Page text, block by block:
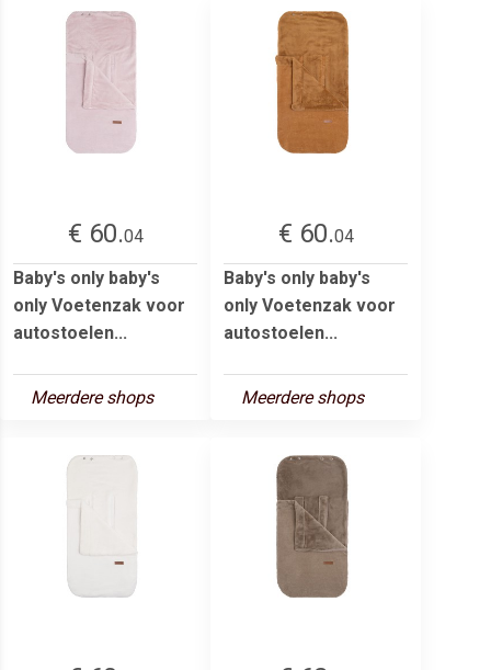
€ 60.04
Baby's only baby's
only Voetenzak voor
autostoelen...
Meerdere shops
€ 60.04
Baby's only baby's
only Voetenzak voor
autostoelen...
Meerdere shops